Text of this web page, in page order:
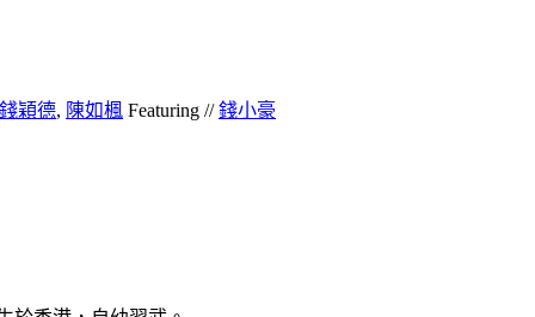
錢穎德, 陳如楓 Featuring //錢小豪